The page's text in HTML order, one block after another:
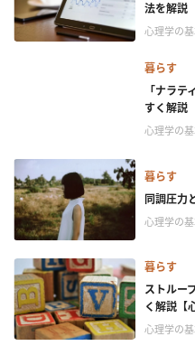
法を解説
心理学の
暮らす
「ナラ
すく解説
心理学の
暮らす
同調圧力
心理学の
暮らす
ストルー
く解説【
心理学の